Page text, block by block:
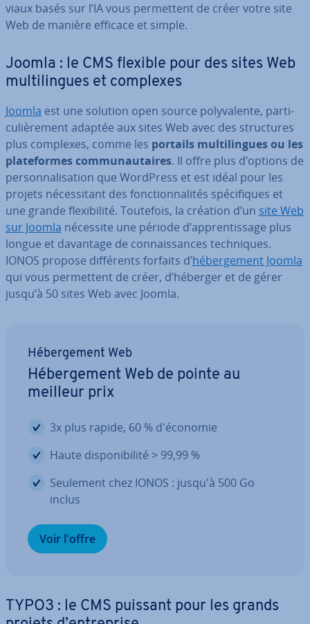
viaux basés sur l’IA vous per­met­tent de créer votre site
Web de manière efficace et simple.
Joomla : le CMS flexible pour des sites Web
mul­ti­lingues et complexes
Joomla est une solution open source po­ly­va­lente, par­ti­
cu­liè­re­ment adaptée aux sites Web avec des struc­tures
plus complexes, comme les portails mul­ti­lingues ou les
pla­te­formes com­mu­nau­taires. Il offre plus d’options de
per­son­na­li­sa­tion que WordPress et est idéal pour les
projets né­ces­si­tant des fonc­tion­na­li­tés spé­ci­fiques et
une grande flexi­bi­lité. Toutefois, la création d’un site Web
sur Joomla nécessite une période d’ap­pren­tis­sage plus
longue et davantage de con­nais­sances tech­niques.
IONOS propose dif­fé­rents forfaits d’hé­ber­ge­ment Joomla
qui vous per­met­tent de créer, d’héberger et de gérer
jusqu’à 50 sites Web avec Joomla.
Hé­ber­ge­ment Web
Hé­ber­ge­ment Web de pointe au
meilleur prix
3x plus rapide, 60 % d'éco­no­mie
Haute dis­po­ni­bi­lité > 99,99 %
Seulement chez IONOS : jusqu'à 500 Go
inclus
Voir l'offre
TYPO3 : le CMS puissant pour les grands